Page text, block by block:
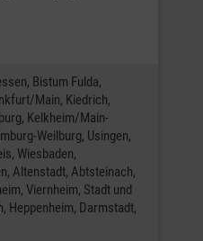
Bistum Fulda,
Main, Kiedrich,
Kelkheim/Main-
Weilburg, Usingen,
Wiesbaden,
Altenstadt, Abtsteinach,
Viernheim, Stadt und
Heppenheim, Darmstadt,